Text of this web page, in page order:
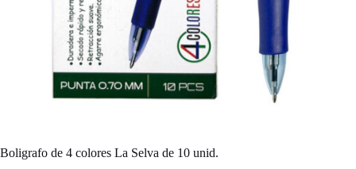
Boligrafo de 4 colores La Selva de 10 unid.